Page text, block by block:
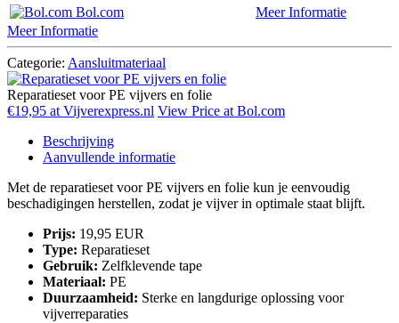
Bol.com
Meer Informatie
Meer Informatie
Categorie: Aansluitmateriaal
Reparatieset voor PE vijvers en folie
€19,95 at Vijverexpress.nl View Price at Bol.com
Beschrijving
Aanvullende informatie
Met de reparatieset voor PE vijvers en folie kun je eenvoudig
beschadigingen herstellen, zodat je vijver in optimale staat blijft.
Prijs: 19,95 EUR
Type: Reparatieset
Gebruik: Zelfklevende tape
Materiaal: PE
Duurzaamheid: Sterke en langdurige oplossing voor
vijverreparaties